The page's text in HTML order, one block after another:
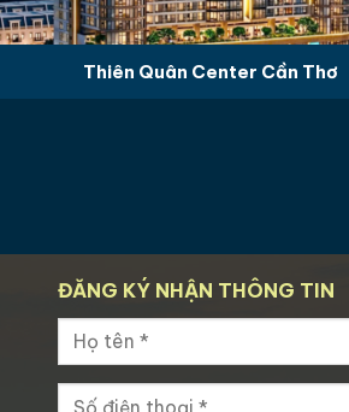
Thiên Quân Center Cần Thơ
ĐĂNG KÝ NHẬN THÔNG TIN